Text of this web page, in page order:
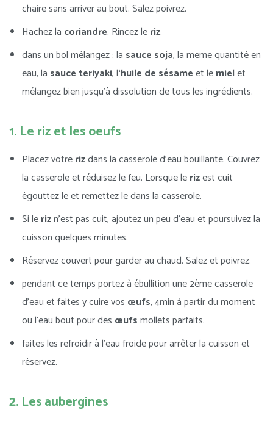
chaire sans arriver au bout. Salez poivrez.
Hachez la coriandre. Rincez leriz.
dans un bol mélangez : la sauce soja, la meme quantité en
eau, la sauce teriyaki, l‘huile de sésameet lemielet
mélangez bien jusqu’à dissolution de tous les ingrédients.
1. Le riz et les oeufs
Placez votrerizdans la casserole d’eau bouillante. Couvrez
la casserole et réduisez le feu. Lorsque lerizest cuit
égouttez le et remettez le dans la casserole.
Si lerizn’est pas cuit, ajoutez un peu d’eau et poursuivez la
cuisson quelques minutes.
Réservez couvert pour garder au chaud. Salez et poivrez.
pendant ce temps portez à ébullition une 2ème casserole
d’eau et faites y cuire vos œufs, 4min à partir du moment
ou l’eau bout pour des œufsmollets parfaits.
faites les refroidir à l’eau froide pour arrêter la cuisson et
réservez.
2. Les aubergines